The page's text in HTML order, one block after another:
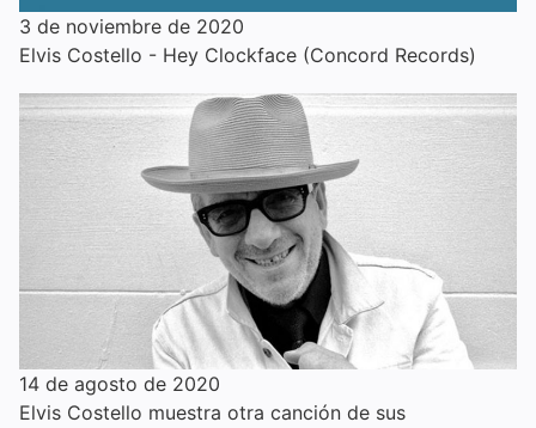
3 de noviembre de 2020
Elvis Costello - Hey Clockface (Concord Records)
14 de agosto de 2020
Elvis Costello muestra otra canción de sus